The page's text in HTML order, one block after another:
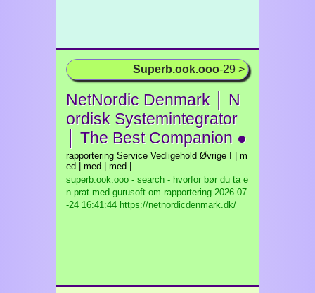
Superb.ook.ooo-29 >
NetNordic Denmark │ N
ordisk Systemintegrator
│ The Best Companion ●
rapportering Service Vedligehold Øvrige I | m
ed | med | med |
superb.ook.ooo - search - hvorfor bør du ta e
n prat med gurusoft om rapportering 2026-07
-24 16:41:44 https://netnordicdenmark.dk/